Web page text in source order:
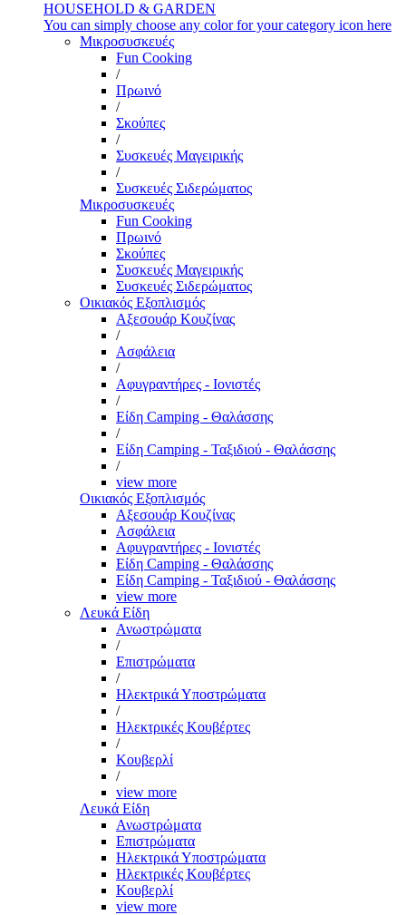
HOUSEHOLD & GARDEN
You can simply choose any color for your category icon here
Μικροσυσκευές
Fun Cooking
/
Πρωινό
/
Σκούπες
/
Συσκευές Μαγειρικής
/
Συσκευές Σιδερώματος
Μικροσυσκευές
Fun Cooking
Πρωινό
Σκούπες
Συσκευές Μαγειρικής
Συσκευές Σιδερώματος
Οικιακός Εξοπλισμός
Αξεσουάρ Κουζίνας
/
Ασφάλεια
/
Αφυγραντήρες - Ιονιστές
/
Είδη Camping - Θαλάσσης
/
Είδη Camping - Ταξιδιού - Θαλάσσης
/
view more
Οικιακός Εξοπλισμός
Αξεσουάρ Κουζίνας
Ασφάλεια
Αφυγραντήρες - Ιονιστές
Είδη Camping - Θαλάσσης
Είδη Camping - Ταξιδιού - Θαλάσσης
view more
Λευκά Είδη
Ανωστρώματα
/
Επιστρώματα
/
Ηλεκτρικά Υποστρώματα
/
Ηλεκτρικές Κουβέρτες
/
Κουβερλί
/
view more
Λευκά Είδη
Ανωστρώματα
Επιστρώματα
Ηλεκτρικά Υποστρώματα
Ηλεκτρικές Κουβέρτες
Κουβερλί
view more